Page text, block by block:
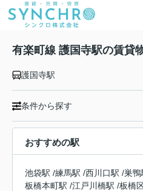
有楽町線 護国寺駅の賃貸
護国寺駅
条件から探す
おすすめの駅
池袋駅 /練馬駅 /西川口駅 /巣鴨
板橋本町駅 /江戸川橋駅 /板橋